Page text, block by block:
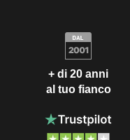
+ di 20 anni
al tuo fianco